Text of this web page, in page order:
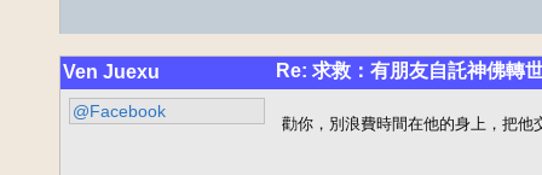
Ven Juexu Re: 求救：有朋友自託神佛轉
@Facebook
勸你，別浪費時間在他的身上，把他